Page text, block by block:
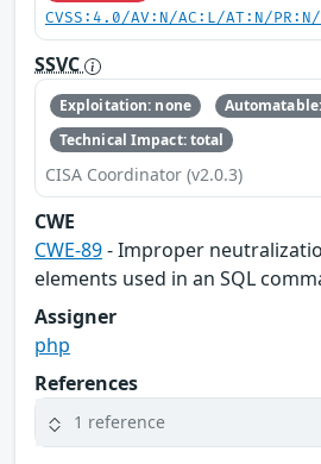
CVSS:4.0/AV:N/AC:L/AT:N/
SSVC
Exploitation: none
Technical Impact: total
CISA Coordinator (v2.0.3)
CWE
CWE-89- Improper
elements used in an SQL
Assigner
php
References
1 reference